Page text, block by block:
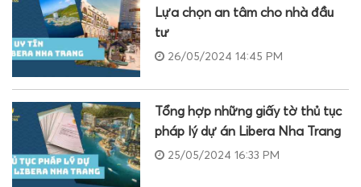
Lựa chọn an tâm cho nhà đầu
tư
26/05/2024 14:45 PM
Tổng hợp những giấy tờ thủ tục
pháp lý dự án Libera Nha Trang
25/05/2024 16:33 PM